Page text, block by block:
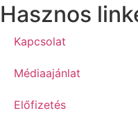
Hasznos
Kapcsolat
Médiaajánlat
Előfizetés